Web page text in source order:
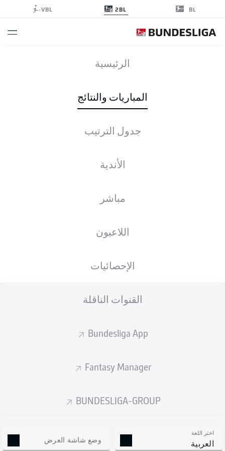
BL
2BL
VBL
الرئيسية
المباريات والنتائج
جدول الترتيب
الأندية
مباشر
اللاعبون
الإحصائيات
القنوات الناقلة
Bundesliga App
Fantasy Manager
BUNDESLIGA-GROUP
اختر اللغة
العربية وضع شاشة العرض
الأخبار التشكيلات الإحصائيات
0